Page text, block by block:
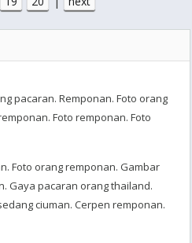
pacaran. Remponan. Foto orang
Foto remponan. Foto
Foto orang remponan. Gambar
Gaya pacaran orang thailand.
ciuman. Cerpen remponan.